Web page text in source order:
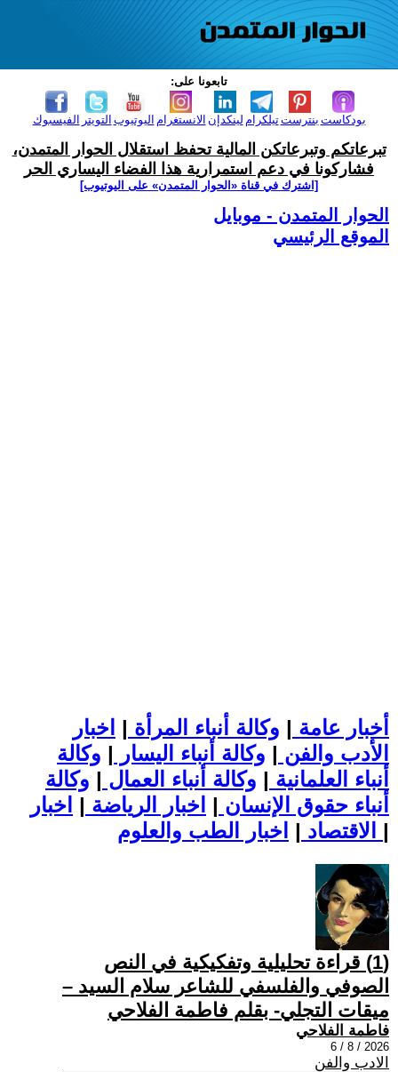
تابعونا على:
الفيسبوك التويتر اليوتيوب الانستغرام لينكدإن تيلكرامبنترست بودكاست
تبرعاتكم وتبرعاتكن المالية تحفظ استقلال الحوار المتمدن،
فشاركونا في دعم استمرارية هذا الفضاء اليساري الحر
[اشترك في قناة ‫«الحوار المتمدن» على اليوتيوب]
الحوار المتمدن - موبايل
الموقع الرئيسي
أخبار عامة | وكالة أنباء المرأة | اخبار
الأدب والفن | وكالة أنباء اليسار | وكالة
أنباء العلمانية | وكالة أنباء العمال | وكالة
أنباء حقوق الإنسان | اخبار الرياضة | اخبار
الاقتصاد | |
(1) قراءة تحليلية وتفكيكية في النص
الصوفي والفلسفي للشاعر سلام السيد –
ميقات التجلي- بقلم فاطمة الفلاحي
فاطمة الفلاحي
2026 / 8 / 6
الادب والفن